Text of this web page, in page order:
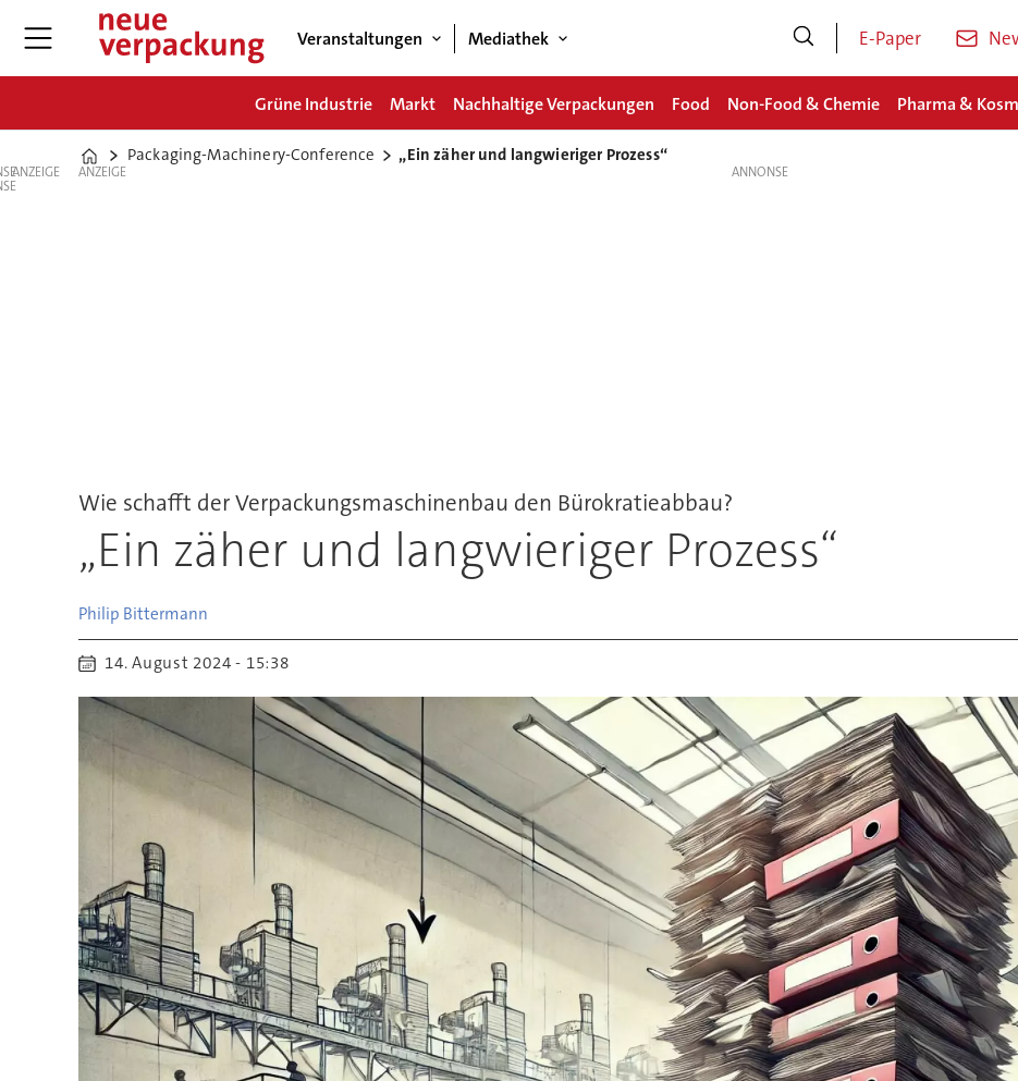
Veranstaltungen Mediathek E-Paper
Grüne Industrie Markt Nachhaltige Verpackungen Food Non-Food & Chemie Pharma &
Home
Packaging-Machinery-Conference „Ein zäher und langwieriger Prozess“
ANZEIGE ANZEIGE
Wie schafft der Verpackungsmaschinenbau den Bürokratieabbau?
„Ein zäher und langwieriger Prozess“
Philip Bittermann
14. August 2024 - 15:38